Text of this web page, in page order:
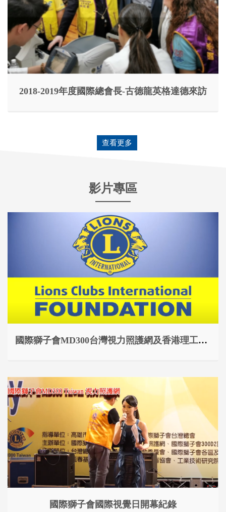
2018-2019年度國際總會長-古德龍英格達德來訪
查看更多
影片專區
國際獅子會MD300台灣視力照護網及香港理工大學台灣交流
國際獅子會國際視覺日開幕紀錄